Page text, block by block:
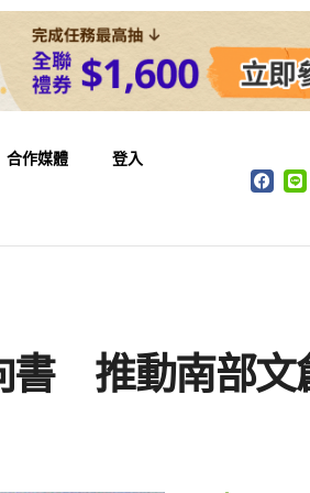
合作媒體 登入
書 推動南部文